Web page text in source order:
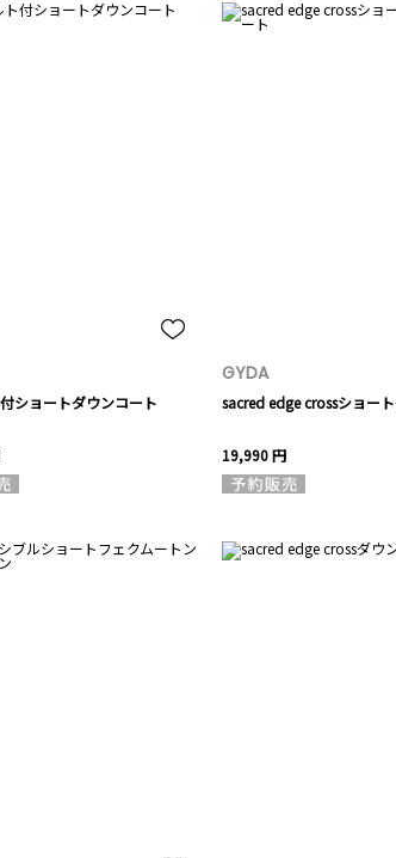
ショートダウンコート
GYDA
sacred edge crossショー
19,990 円